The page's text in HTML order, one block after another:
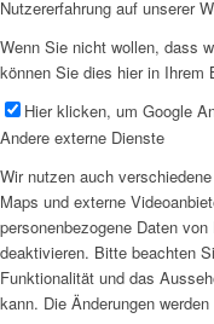
Nutzererfahrung auf unserer
Wenn Sie nicht wollen, dass
können Sie dies hier in Ihrem
Hier klicken, um Google
Andere externe Dienste
Wir nutzen auch
Maps und externe
personenbezogene Daten
deaktivieren. Bitte beachten
Funktionalität und das
kann. Die Änderungen